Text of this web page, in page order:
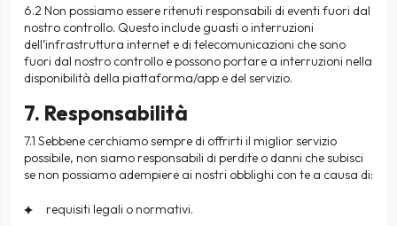
6.2 Non possiamo essere ritenuti responsabili di eventi fuori dal
nostro controllo. Questo include guasti o interruzioni
dell’infrastruttura internet e di telecomunicazioni che sono
fuori dal nostro controllo e possono portare a interruzioni nella
disponibilità della piattaforma/app e del servizio.
7. Responsabilità
7.1 Sebbene cerchiamo sempre di offrirti il miglior servizio
possibile, non siamo responsabili di perdite o danni che subisci
se non possiamo adempiere ai nostri obblighi con te a causa di:
requisiti legali o normativi.